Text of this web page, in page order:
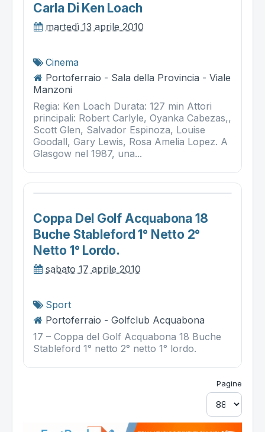
Carla Di Ken Loach
martedì 13 aprile 2010
Cinema
Portoferraio - Sala della Provincia - Viale
Manzoni
Regia: Ken Loach Durata: 127 min Attori
principali: Robert Carlyle, Oyanka Cabezas,,
Scott Glen, Salvador Espinoza, Louise
Goodall, Gary Lewis, Rosa Amelia Lopez. A
Glasgow nel 1987, una...
Coppa Del Golf Acquabona 18
Buche Stableford 1° Netto 2°
Netto 1° Lordo.
sabato 17 aprile 2010
Sport
Portoferraio - Golfclub Acquabona
17 – Coppa del Golf Acquabona 18 Buche
Stableford 1° netto 2° netto 1° lordo.
Pagine